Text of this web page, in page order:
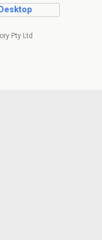
Desktop
Pty Ltd